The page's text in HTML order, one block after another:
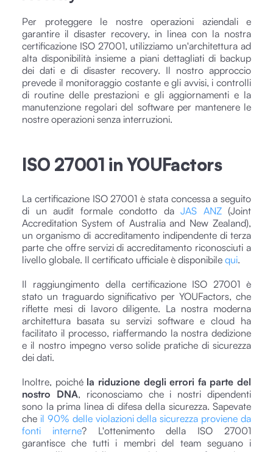
Per proteggere le nostre operazioni aziendali e
garantire il disaster recovery, in linea con la nostra
certificazione ISO 27001, utilizziamo un'architettura ad
alta disponibilità insieme a piani dettagliati di backup
dei dati e di disaster recovery. Il nostro approccio
prevede il monitoraggio costante e gli avvisi, i controlli
di routine delle prestazioni e gli aggiornamenti e la
manutenzione regolari del software per mantenere le
nostre operazioni senza interruzioni.
ISO 27001 in YOUFactors
La certificazione ISO 27001 è stata concessa a seguito
di un audit formale condotto da JAS ANZ(Joint
Accreditation System of Australia and New Zealand),
un organismo di accreditamento indipendente di terza
parte che offre servizi di accreditamento riconosciuti a
livello globale. Il certificato ufficiale è disponibile qui.
Il raggiungimento della certificazione ISO 27001 è
stato un traguardo significativo per YOUFactors, che
riflette mesi di lavoro diligente. La nostra moderna
architettura basata su servizi software e cloud ha
facilitato il processo, riaffermando la nostra dedizione
e il nostro impegno verso solide pratiche di sicurezza
dei dati.
Inoltre, poiché la riduzione degli errori fa parte del
nostro DNA, riconosciamo che i nostri dipendenti
sono la prima linea di difesa della sicurezza. Sapevate
che il 90% delle violazioni della sicurezza proviene da
fonti interne? L'ottenimento della ISO 27001
garantisce che tutti i membri del team seguano i